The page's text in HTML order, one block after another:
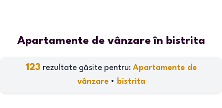
Apartamente de vânzare în bistrita
123 rezultate găsite pentru: Apartamente de
vânzare • bistrita